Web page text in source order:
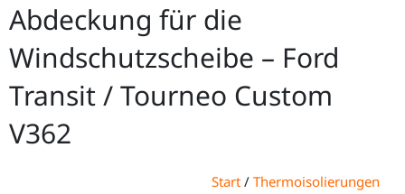
Abdeckung für die
Windschutzscheibe – Ford
Transit / Tourneo Custom
V362
Start / Thermoisolierungen